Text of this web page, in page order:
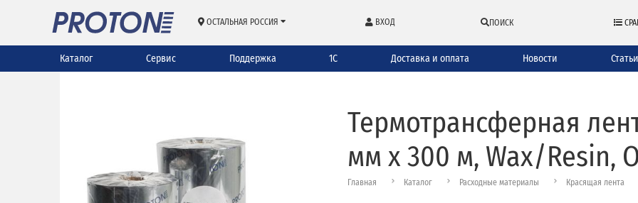
ОСТАЛЬНАЯ РОССИЯ ВХОД ПОИСК
Каталог Сервис Поддержка 1С Доставка и оплата Новости Статьи
Термотрансферная
мм х 300 м, Wax/Resin,
Главная Каталог Расходные материалы Красящая лента